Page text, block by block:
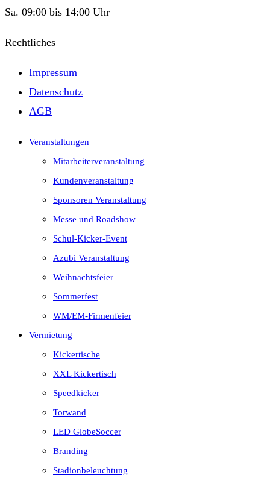
Sa. 09:00 bis 14:00 Uhr
Rechtliches
Impressum
Datenschutz
AGB
Veranstaltungen
Mitarbeiterveranstaltung
Kundenveranstaltung
Sponsoren Veranstaltung
Messe und Roadshow
Schul-Kicker-Event
Azubi Veranstaltung
Weihnachtsfeier
Sommerfest
WM/EM-Firmenfeier
Vermietung
Kickertische
XXL Kickertisch
Speedkicker
Torwand
LED GlobeSoccer
Branding
Stadionbeleuchtung